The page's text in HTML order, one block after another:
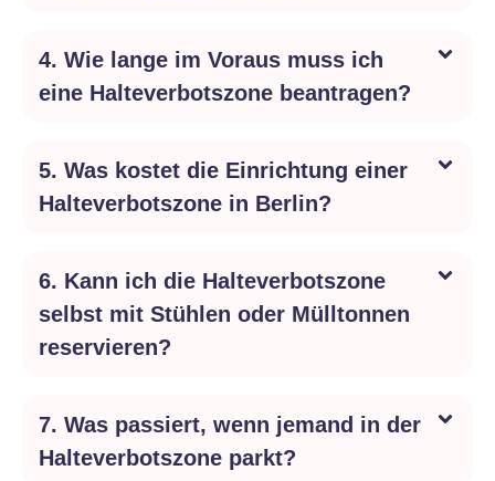
4. Wie lange im Voraus muss ich
eine Halteverbotszone beantragen?
5. Was kostet die Einrichtung einer
Halteverbotszone in Berlin?
6. Kann ich die Halteverbotszone
selbst mit Stühlen oder Mülltonnen
reservieren?
7. Was passiert, wenn jemand in der
Halteverbotszone parkt?